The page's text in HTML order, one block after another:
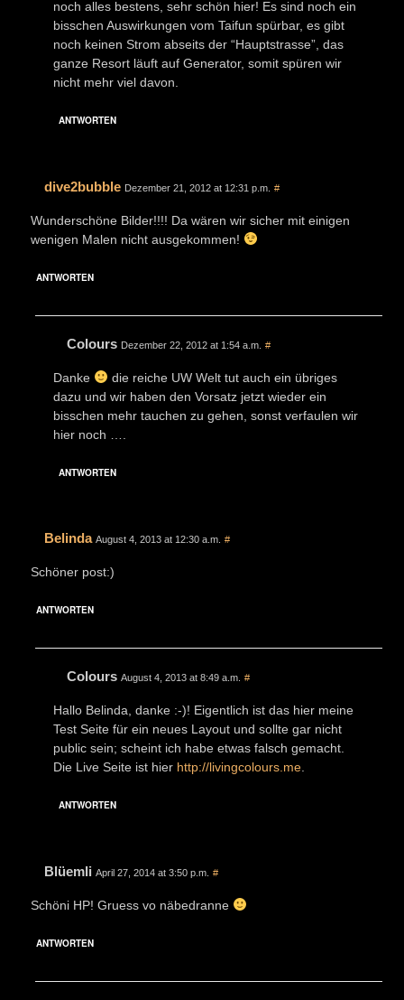
noch alles bestens, sehr schön hier! Es sind noch ein
bisschen Auswirkungen vom Taifun spürbar, es gibt
noch keinen Strom abseits der “Hauptstrasse”, das
ganze Resort läuft auf Generator, somit spüren wir
nicht mehr viel davon.
ANTWORTEN
dive2bubble Dezember 21, 2012 at 12:31 p.m. #
Wunderschöne Bilder!!!! Da wären wir sicher mit einigen
wenigen Malen nicht ausgekommen!
ANTWORTEN
Colours Dezember 22, 2012 at 1:54 a.m. #
Danke
die reiche UW Welt tut auch ein übriges
dazu und wir haben den Vorsatz jetzt wieder ein
bisschen mehr tauchen zu gehen, sonst verfaulen wir
hier noch ….
ANTWORTEN
Belinda August 4, 2013 at 12:30 a.m. #
Schöner post:)
ANTWORTEN
Colours August 4, 2013 at 8:49 a.m. #
Hallo Belinda, danke :-)! Eigentlich ist das hier meine
Test Seite für ein neues Layout und sollte gar nicht
public sein; scheint ich habe etwas falsch gemacht.
Die Live Seite ist hier http://livingcolours.me
ANTWORTEN
Blüemli April 27, 2014 at 3:50 p.m. #
Schöni HP! Gruess vo näbedranne
ANTWORTEN